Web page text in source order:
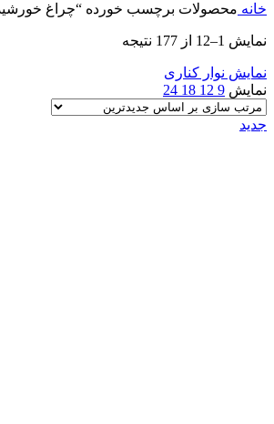
خانه محصولات برچسب خورده “چراغ
نمایش 1–12 از 177 نتیجه
نمایش نوار کناری
نمایش 9
12
18
24
جدید